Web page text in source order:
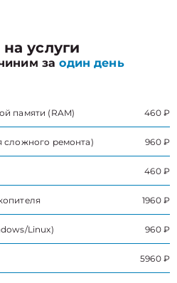
услуги
заодин день
памяти (RAM) 460 ₽
сложного ремонта) 960 ₽
460 ₽
1960 ₽
Linux) 960 ₽
5960 ₽